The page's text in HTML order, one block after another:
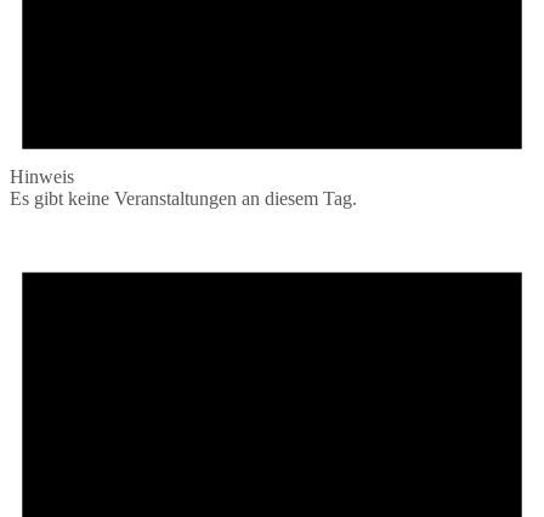
Hinweis
Es gibt keine Veranstaltungen an diesem Tag.